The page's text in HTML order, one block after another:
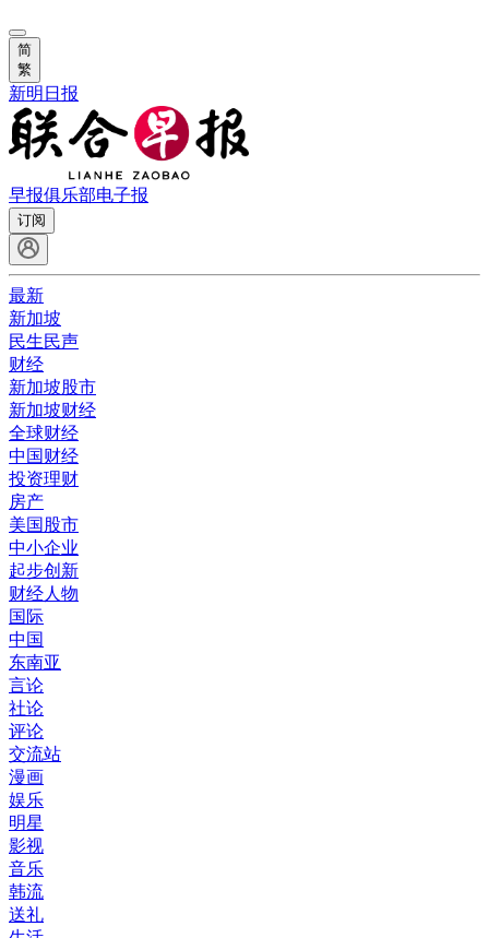
简
繁
新明日报
早报俱乐部电子报
订阅
最新
新加坡
民生民声
财经
新加坡股市
新加坡财经
全球财经
中国财经
投资理财
房产
美国股市
中小企业
起步创新
财经人物
国际
中国
东南亚
言论
社论
评论
交流站
漫画
娱乐
明星
影视
音乐
韩流
送礼